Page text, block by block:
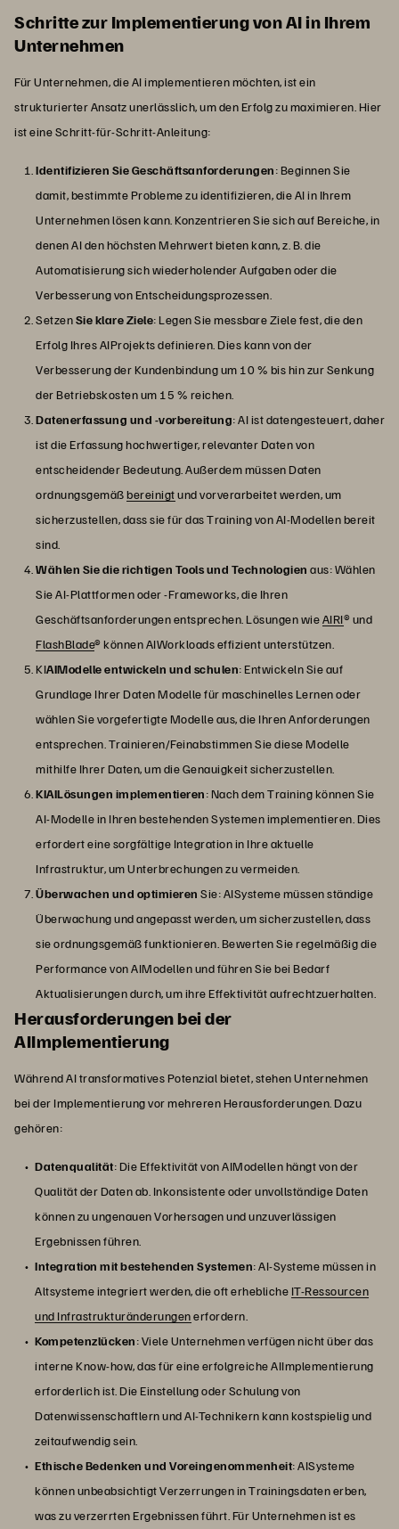
Schritte zur Implementierung von AI in Ihrem
Unternehmen
Für Unternehmen, die AI implementieren möchten, ist ein
strukturierter Ansatz unerlässlich, um den Erfolg zu maximieren. Hier
ist eine Schritt-für-Schritt-Anleitung:
Identifizieren Sie Geschäftsanforderungen: Beginnen Sie
damit, bestimmte Probleme zu identifizieren, die AI in Ihrem
Unternehmen lösen kann. Konzentrieren Sie sich auf Bereiche, in
denen AI den höchsten Mehrwert bieten kann, z. B. die
Automatisierung sich wiederholender Aufgaben oder die
Verbesserung von Entscheidungsprozessen.
SetzenSie klare Ziele: Legen Sie messbare Ziele fest, die den
Erfolg Ihres AIProjekts definieren. Dies kann von der
Verbesserung der Kundenbindung um 10 % bis hin zur Senkung
der Betriebskosten um 15 % reichen.
Datenerfassung und -vorbereitung: AI ist datengesteuert, daher
ist die Erfassung hochwertiger, relevanter Daten von
entscheidender Bedeutung. Außerdem müssen Daten
ordnungsgemäßbereinigtund vorverarbeitet werden, um
sicherzustellen, dass sie für das Training von AI-Modellen bereit
sind.
Wählen Sie die richtigen Tools und Technologien aus: Wählen
Sie AI-Plattformen oder -Frameworks, die Ihren
Geschäftsanforderungen entsprechen. Lösungen wieAIRI® und
FlashBlade® können AIWorkloads effizient unterstützen.
KIAIModelle entwickeln und schulen: Entwickeln Sie auf
Grundlage Ihrer Daten Modelle für maschinelles Lernen oder
wählen Sie vorgefertigte Modelle aus, die Ihren Anforderungen
entsprechen. Trainieren/Feinabstimmen Sie diese Modelle
mithilfe Ihrer Daten, um die Genauigkeit sicherzustellen.
KIAILösungen implementieren: Nach dem Training können Sie
AI-Modelle in Ihren bestehenden Systemen implementieren. Dies
erfordert eine sorgfältige Integration in Ihre aktuelle
Infrastruktur, um Unterbrechungen zu vermeiden.
Überwachen und optimieren Sie: AISysteme müssen ständige
Überwachung und angepasst werden, um sicherzustellen, dass
sie ordnungsgemäß funktionieren. Bewerten Sie regelmäßig die
Performance von AIModellen und führen Sie bei Bedarf
Aktualisierungen durch, um ihre Effektivität aufrechtzuerhalten.
Herausforderungen bei der
AIImplementierung
Während AI transformatives Potenzial bietet, stehen Unternehmen
bei der Implementierung vor mehreren Herausforderungen. Dazu
gehören:
Datenqualität: Die Effektivität von AIModellen hängt von der
Qualität der Daten ab. Inkonsistente oder unvollständige Daten
können zu ungenauen Vorhersagen und unzuverlässigen
Ergebnissen führen.
Integration mit bestehenden Systemen: AI-Systeme müssen in
Altsysteme integriert werden, die oft erhebliche IT-Ressourcen
und Infrastrukturänderungenerfordern.
Kompetenzlücken: Viele Unternehmen verfügen nicht über das
interne Know-how, das für eine erfolgreiche AIImplementierung
erforderlich ist. Die Einstellung oder Schulung von
Datenwissenschaftlern und AI-Technikern kann kostspielig und
zeitaufwendig sein.
Ethische Bedenken und Voreingenommenheit: AISysteme
können unbeabsichtigt Verzerrungen in Trainingsdaten erben,
was zu verzerrten Ergebnissen führt. Für Unternehmen ist es